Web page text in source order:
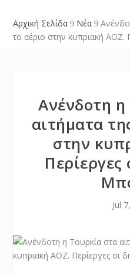
Αρχική Σελίδα 9 Νέα 9
το αέριο στην κυπριακή ΑΟΖ.
Ανένδοτη
αιτήματα
στην
Περίεργες
Jul